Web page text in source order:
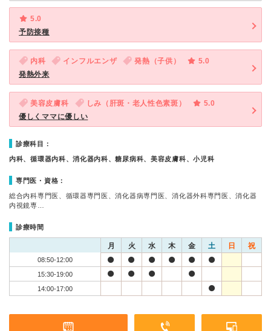
5.0
予防接種
内科 インフルエンザ 発熱（子供）
5.0
発熱外来
美容皮膚科 しみ（肝斑・老人性色素斑）
5.0
優しくママに優しい
診療科目：
内科、循環器内科、消化器内科、糖尿病科、美容皮膚科、小児科
専門医・資格：
総合内科専門医、循環器専門医、消化器病専門医、消化器外科専門医、消化器
内視鏡専…
診療時間
月 火 水 木 金 土 日 祝
08:50-12:00
15:30-19:00
14:00-17:00